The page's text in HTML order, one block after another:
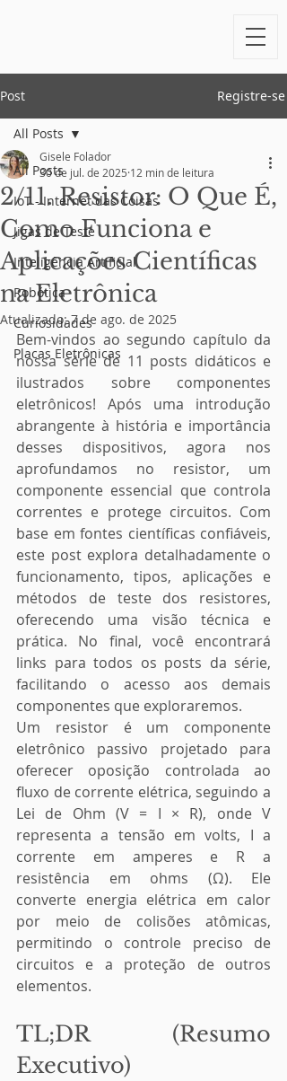
Post Registre-se
All Posts
IoT - Internet das Coisas
Jigas de Teste
Inteligência Artificial
Robótica
Curiosidades
Placas Eletrônicas
All Posts
2/11. Resistor: O Que É,
Como Funciona e
Aplicações Científicas
na Eletrônica
Gisele Folador
30 de jul. de 2025 12 min de leitura
Atualizado:7 de ago. de 2025
Bem-vindos ao segundo capítulo da
nossa série de 11 posts didáticos e
ilustrados sobre componentes
eletrônicos! Após uma introdução
abrangente à história e importância
desses dispositivos, agora nos
aprofundamos no resistor, um
componente essencial que controla
correntes e protege circuitos. Com
base em fontes científicas confiáveis,
este post explora detalhadamente o
funcionamento, tipos, aplicações e
métodos de teste dos resistores,
oferecendo uma visão técnica e
prática. No final, você encontrará
links para todos os posts da série,
facilitando o acesso aos demais
componentes que exploraremos.
Um resistor é um componente
eletrônico passivo projetado para
oferecer oposição controlada ao
fluxo de corrente elétrica, seguindo a
Lei de Ohm (V = I × R), onde V
representa a tensão em volts, I a
corrente em amperes e R a
resistência em ohms (Ω). Ele
converte energia elétrica em calor
por meio de colisões atômicas,
permitindo o controle preciso de
circuitos e a proteção de outros
elementos.
TL;DR (Resumo
Executivo)